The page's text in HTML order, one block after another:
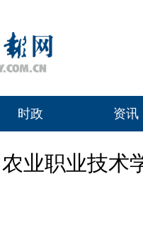
时政 资讯
业职业技术